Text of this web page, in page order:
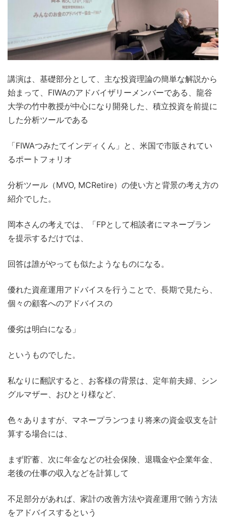
講演は、基礎部分として、主な投資理論の簡単な解説から
始まって、FIWAのアドバイザリーメンバーである、龍谷
大学の竹中教授が中心になり開発した、積立投資を前提に
した分析ツールである
「FIWAつみたてインディくん」と、米国で市販されてい
るポートフォリオ
分析ツール（MVO, MCRetire）の使い方と背景の考え方の
紹介でした。
岡本さんの考えでは、「FPとして相談者にマネープラン
を提示するだけでは、
回答は誰がやっても似たようなものになる。
優れた資産運用アドバイスを行うことで、長期で見たら、
個々の顧客へのアドバイスの
優劣は明白になる」
というものでした。
私なりに翻訳すると、お客様の背景は、定年前夫婦、シン
グルマザー、おひとり様など、
色々ありますが、マネープランつまり将来の資金収支を計
算する場合には、
まず貯蓄、次に年金などの社会保険、退職金や企業年金、
老後の仕事の収入などを計算して
不足部分があれば、家計の改善方法や資産運用で賄う方法
をアドバイスするという